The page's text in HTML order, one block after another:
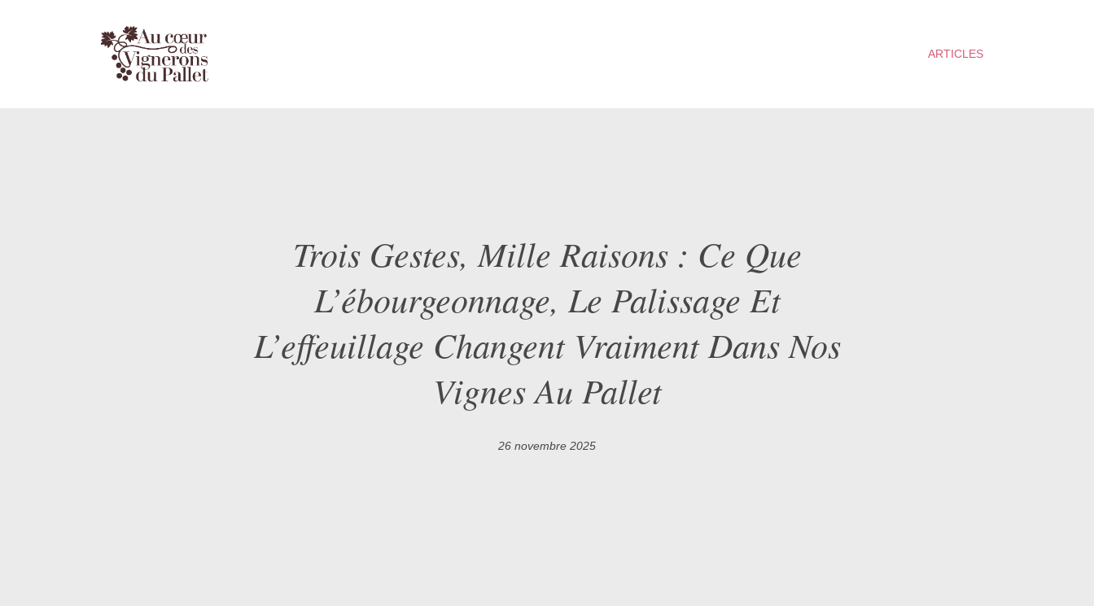
ARTICLES
Trois Gestes, Mille Raisons : Ce Que
L’ébourgeonnage, Le Palissage Et
L’effeuillage Changent Vraiment Dans Nos
Vignes Au Pallet
26 novembre 2025